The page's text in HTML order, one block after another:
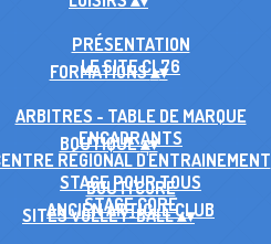
PRÉSENTATION
LE SITE CL76
FORMATIONS▴▾
ARBITRES - TABLE DE MARQUE
ENCADRANTS
RÉGIONAL D'ENTRAINEMENT
STAGE POUR TOUS
STAGE CORE
BOUTIQUE▴▾
BOUTI'CORE
ANCIEN ARTICLE CLUB
SITES VOLLEY-BALL▴▾